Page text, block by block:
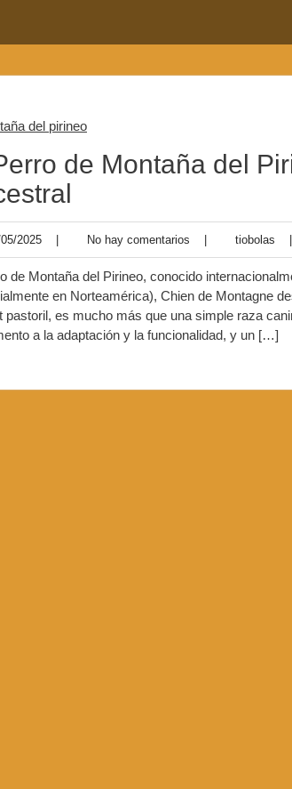
de Montaña del
2025 No hay comentarios tiobolas
de Montaña del Pirineo, conocido
en Norteamérica), Chien de Montagne
pastoril, es mucho más que una simple raza
a la adaptación y la funcionalidad, y un […]